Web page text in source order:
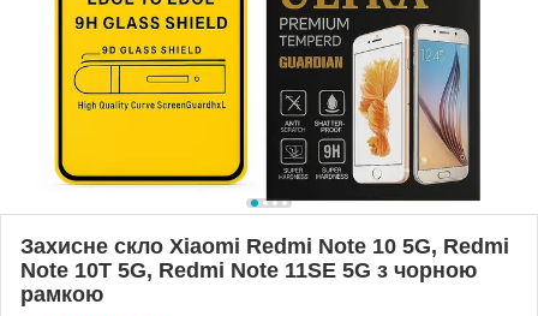
Захисне скло Xiaomi Redmi Note 10 5G, Redmi
Note 10T 5G, Redmi Note 11SE 5G з чорною
рамкою